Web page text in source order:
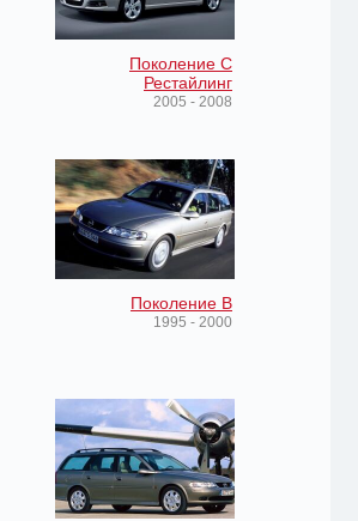
Поколение C
Рестайлинг
2005 - 2008
Поколение B
1995 - 2000